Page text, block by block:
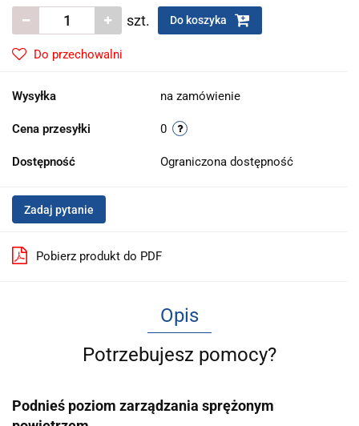
szt. Do koszyka
Do przechowalni
Wysyłka na zamówienie
Cena przesyłki 0
Dostępność Ograniczona dostępność
Zadaj pytanie
Pobierz produkt do PDF
Opis
Potrzebujesz pomocy?
Podnieś poziom zarządzania sprężonym